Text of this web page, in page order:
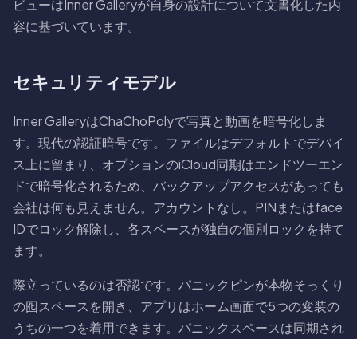
ビューはInner Galleryが自身の設計について文書化した内
容に基づいています。
セキュリティモデル
Inner GalleryはChaChoPolyで写真と動画を暗号化しま
す。現代の認証暗号です。ファイルはデフォルトでデバイ
ス上に留まり、オプションのiCloud同期はエンドツーエン
ドで暗号化されるため、バックアップアクセスがあっても
会社は何も見えません。アカウントなし。PINまたはface
IDでロック解除し、各スペースが独自の個別ロックを持て
ます。
際立っているのは否認です。パニックピンが本物そっくり
の囮スペースを開き、アプリはホーム画面で5つの変装の
うちの一つを着用できます。パニックスペースは同期され